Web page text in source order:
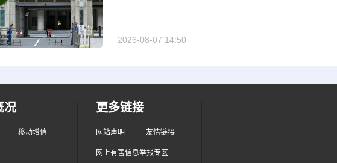
2026-08-07 14:50
况
移动增值
更多链接
网站声明 友情链接
网上有害信息举报专区